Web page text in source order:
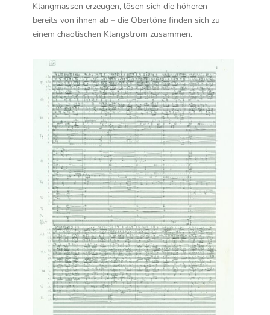
Klangmassen erzeugen, lösen sich die höheren
bereits von ihnen ab – die Obertöne finden sich zu
einem chaotischen Klangstrom zusammen.